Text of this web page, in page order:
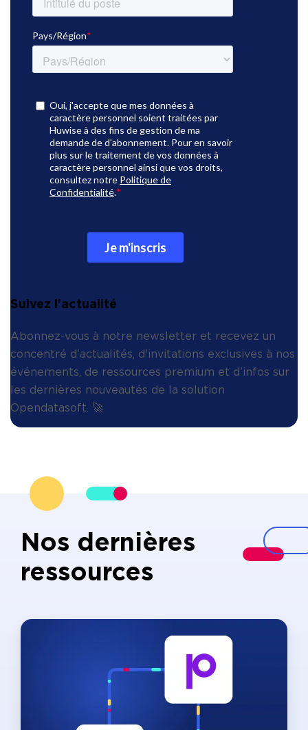
Suivez l'actualité
Abonnez-vous à notre newsletter et recevez un
concentré d’actualités, d'invitations exclusives à nos
événements, de ressources premium et d’infos sur
les dernières nouveautés de la solution
Opendatasoft. 🚀
Nos dernières
ressources